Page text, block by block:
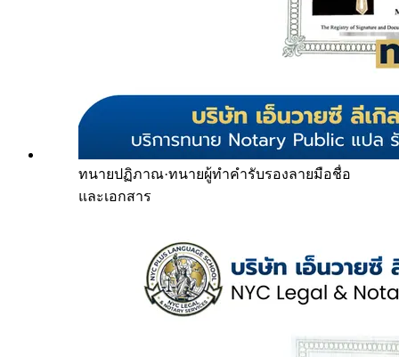
ทนายปฏิภาณ·ทนายผู้ทำคำรับรองลายมือชื่อ
และเอกสาร